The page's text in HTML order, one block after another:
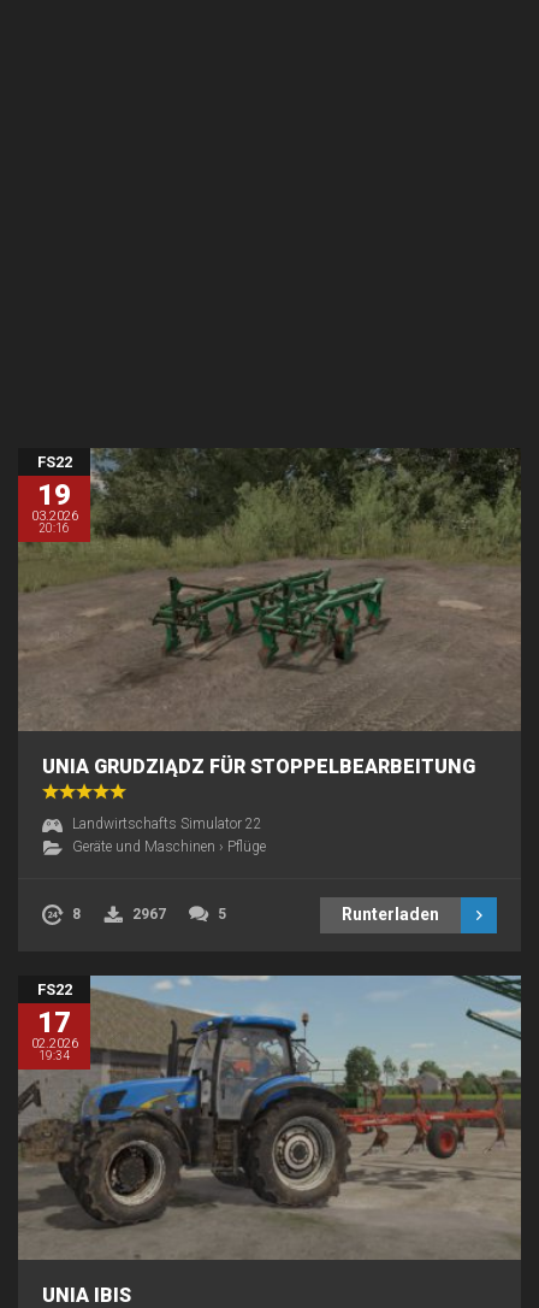
FS22
19
03.2026
20:16
UNIA GRUDZIĄDZ FÜR STOPPELBEARBEITUNG
Landwirtschafts Simulator 22
Geräte und Maschinen › Pflüge
8 2967 5 Runterladen
FS22
17
02.2026
19:34
UNIA IBIS